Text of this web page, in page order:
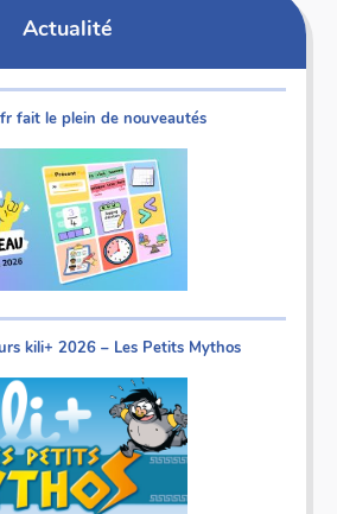
Actualité
fait le plein de nouveautés
kili+ 2026 – Les Petits Mythos